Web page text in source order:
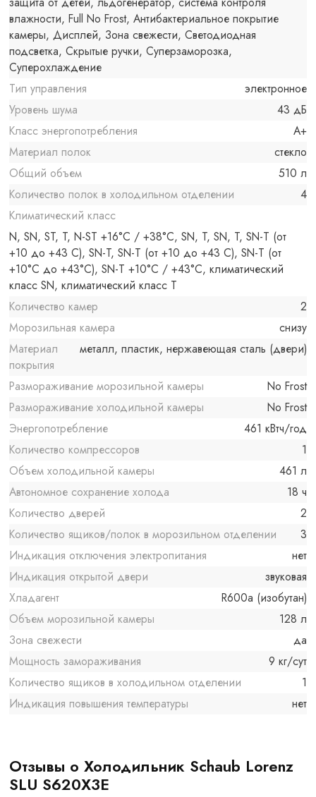
влажности, Full No Frost, Антибактериальное покрытие
камеры, Дисплей, Зона свежести, Светодиодная
подсветка, Скрытые ручки, Суперзаморозка,
Суперохлаждение
Тип управления
электронное
Уровень шума
43 дБ
Класс энергопотребления
A+
Материал полок
стекло
Общий объем
510 л
Количество полок в холодильном отделении
4
Климатический класс
N, SN, ST, T, N-ST +16°C / +38°C, SN, T, SN, T, SN-T (от
+10 до +43 С), SN-T, SN-T (от +10 до +43 С), SN-T (от
+10°C до +43°C), SN-T +10°C / +43°C, климатический
класс SN, климатический класс T
Количество камер
2
Морозильная камера
снизу
Материал
покрытия
металл, пластик, нержавеющая сталь (двери)
Размораживание морозильной камеры
No Frost
Размораживание холодильной камеры
No Frost
Энергопотребление
461 кВтч/год
Количество компрессоров
1
Объем холодильной камеры
461 л
Автономное сохранение холода
18 ч
Количество дверей
2
Количество ящиков/полок в морозильном отделении
3
Индикация отключения электропитания
нет
Индикация открытой двери
звуковая
Хладагент
R600a (изобутан)
Объем морозильной камеры
128 л
Зона свежести
да
Мощность замораживания
9 кг/сут
Количество ящиков в холодильном отделении
1
Индикация повышения температуры
нет
Отзывы о Холодильник Schaub Lorenz
SLU S620X3E